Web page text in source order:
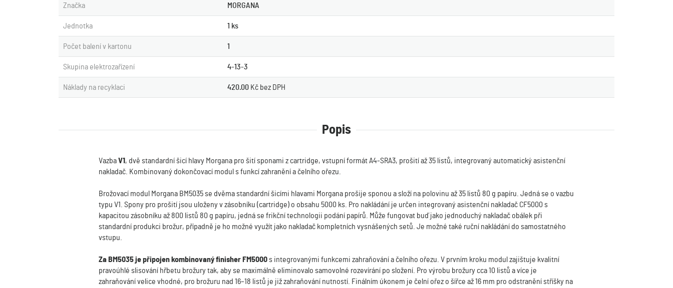
Značka MORGANA
Jednotka 1 ks
Počet balení v kartonu 1
Skupina elektrozařízení 4-13-3
Náklady na recyklaci 420.00 Kč bez DPH
Popis
VazbaV1 , dvě standardní šicí hlavy Morgana pro šití sponami z cartridge, vstupní formát A4-SRA3, prošití až 35 listů, integrovaný automatický asistenční
nakladač. Kombinovaný dokončovací modul s funkcí zahranění a čelního ořezu.
Brožovací modul Morgana BM5035 se dvěma standardní šicími hlavami Morgana prošije sponou a složí na polovinu až 35 listů 80 g papíru. Jedná se o vazbu
typu V1. Spony pro prošití jsou uloženy v zásobníku (cartridge) o obsahu 5000 ks. Pro nakládání je určen integrovaný asistenční nakladač CF5000 s
kapacitou zásobníku až 800 listů 80 g papíru, jedná se frikční technologii podání papírů. Může fungovat buď jako jednoduchý nakladač obálek při
standardní produkci brožur, případně je ho možné využít jako nakladač kompletních vysnášených setů. Je možné také ruční nakládání do samostatného
vstupu.
Za BM5035 je připojen kombinovaný finisher FM5000s integrovanými funkcemi zahraňování a čelního ořezu. V prvním kroku modul zajištuje kvalitní
pravoúhlé slisování hřbetu brožury tak, aby se maximálně eliminovalo samovolné rozevírání po složení. Pro výrobu brožury cca 10 listů a více je
zahraňování velice vhodné, pro brožuru nad 16–18 listů je již zahraňování nutností. Finálním úkonem je čelní ořez o šířce až 16 mm pro odstranění stříšky na